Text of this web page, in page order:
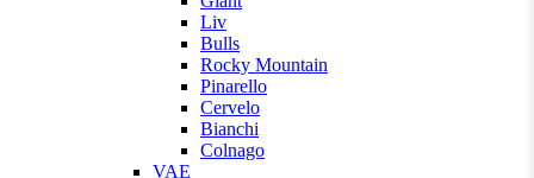
Liv
Bulls
Rocky Mountain
Pinarello
Cervelo
Bianchi
Colnago
VAE